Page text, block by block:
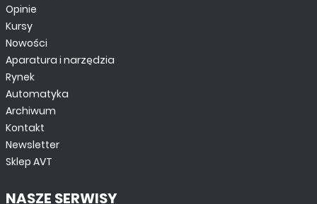
Opinie
Kursy
Nowości
Aparatura i narzędzia
Rynek
Automatyka
Archiwum
Kontakt
Newsletter
Sklep AVT
NASZE SERWISY